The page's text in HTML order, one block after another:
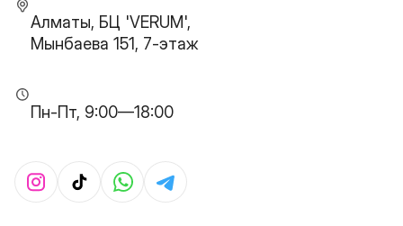
Алматы, БЦ 'VERUM',
Мынбаева 151, 7-этаж
Пн-Пт, 9:00—18:00